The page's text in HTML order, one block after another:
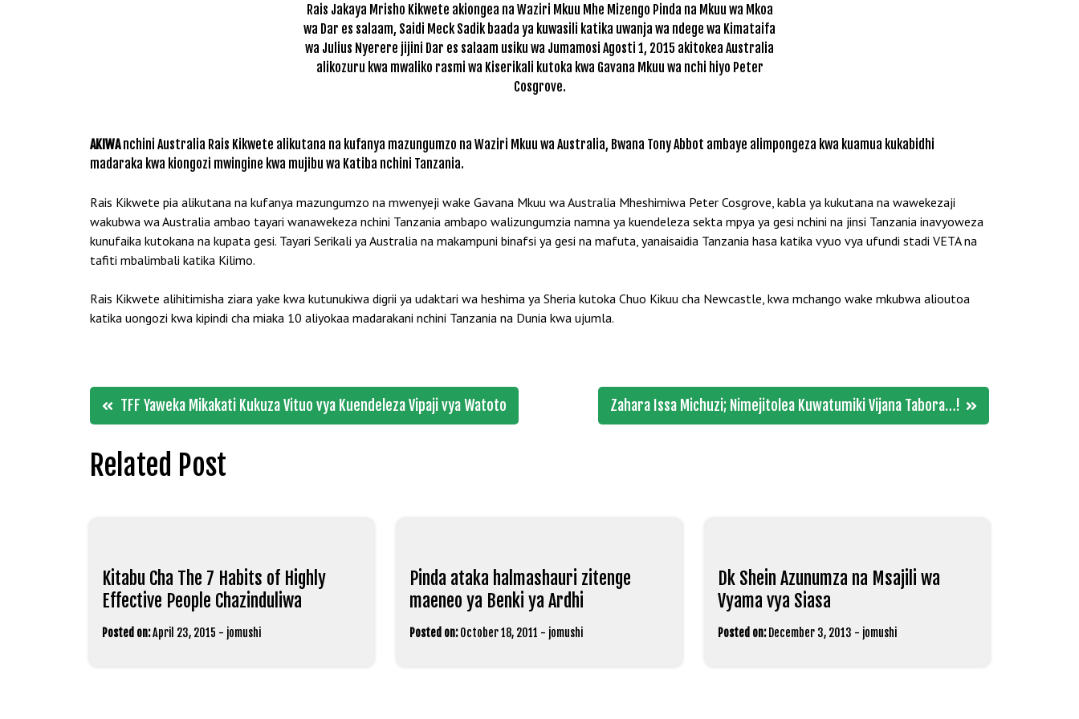
Rais Jakaya Mrisho Kikwete akiongea na Waziri Mkuu Mhe Mizengo Pinda na Mkuu wa Mkoa
wa Dar es salaam, Saidi Meck Sadik baada ya kuwasili katika uwanja wa ndege wa Kimataifa
wa Julius Nyerere jijini Dar es salaam usiku wa Jumamosi Agosti 1, 2015 akitokea Australia
alikozuru kwa mwaliko rasmi wa Kiserikali kutoka kwa Gavana Mkuu wa nchi hiyo Peter
Cosgrove.
AKIWAnchini Australia Rais Kikwete alikutana na kufanya mazungumzo na Waziri Mkuu wa Australia, Bwana Tony Abbot ambaye alimpongeza kwa kuamua kukabidhi
madaraka kwa kiongozi mwingine kwa mujibu wa Katiba nchini Tanzania.
Rais Kikwete pia alikutana na kufanya mazungumzo na mwenyeji wake Gavana Mkuu wa Australia Mheshimiwa Peter Cosgrove, kabla ya kukutana na wawekezaji
wakubwa wa Australia ambao tayari wanawekeza nchini Tanzania ambapo walizungumzia namna ya kuendeleza sekta mpya ya gesi nchini na jinsi Tanzania inavyoweza
kunufaika kutokana na kupata gesi. Tayari Serikali ya Australia na makampuni binafsi ya gesi na mafuta, yanaisaidia Tanzania hasa katika vyuo vya ufundi stadi VETA na
tafiti mbalimbali katika Kilimo.
Rais Kikwete alihitimisha ziara yake kwa kutunukiwa digrii ya udaktari wa heshima ya Sheria kutoka Chuo Kikuu cha Newcastle, kwa mchango wake mkubwa alioutoa
katika uongozi kwa kipindi cha miaka 10 aliyokaa madarakani nchini Tanzania na Dunia kwa ujumla.
Post
navigation
TFF Yaweka Mikakati Kukuza Vituo vya Kuendeleza Vipaji vya Watoto Zahara Issa Michuzi; Nimejitolea Kuwatumiki Vijana Tabora…!
Related Post
Kitabu Cha The 7 Habits of Highly
Effective People Chazinduliwa
Posted on:April 23, 2015 - jomushi
Pinda ataka halmashauri zitenge
maeneo ya Benki ya Ardhi
Posted on: October 18, 2011 - jomushi
Dk Shein Azunumza na Msajili wa
Vyama vya Siasa
Posted on: December 3, 2013 - jomushi